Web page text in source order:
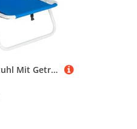
Generisch Klappstuhl Mit Getränkehalter & Rückenlehne - Leichter Campingstuhl Für, Picknick (78x57.5x55 cm), Verstellbar, Faltbar & Tragefreundlich (4 Kg) Inkl. Rucksacktasche